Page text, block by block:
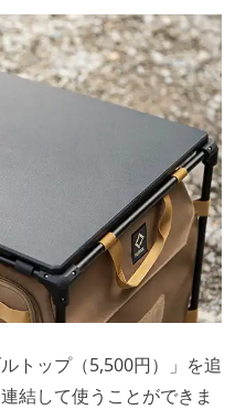
トップ（5,500円）」を追
結して使うことができま